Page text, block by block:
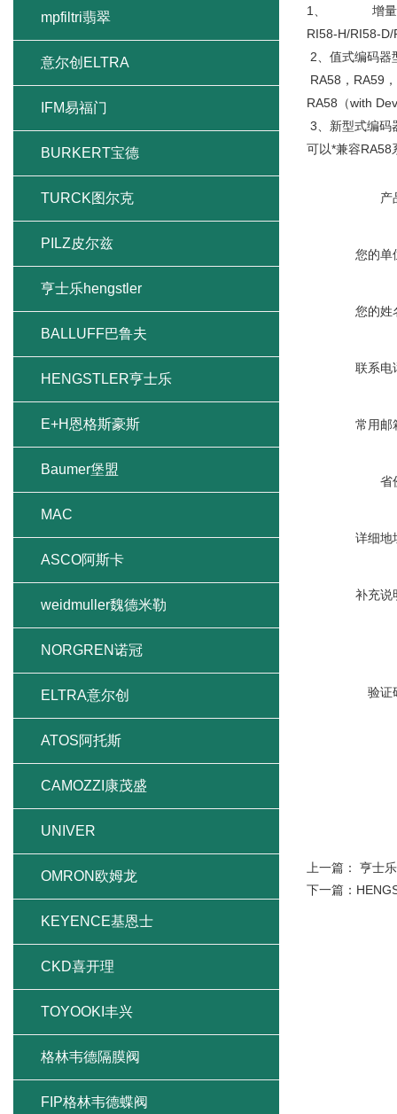
1、 增量式编
RI58-H/RI58-
2、值式编码器
RA58，RA59
RA58（with
3、新型式编码
可以*兼容RA58
产
您的单
您的姓
联系电
常用邮
省
详细地
补充说
验证
上一篇： 亨士
下一篇：
mpfiltri翡翠
意尔创ELTRA
IFM易福门
BURKERT宝德
TURCK图尔克
PILZ皮尔兹
亨士乐hengstler
BALLUFF巴鲁夫
HENGSTLER亨士乐
E+H恩格斯豪斯
Baumer堡盟
MAC
ASCO阿斯卡
weidmuller魏德米勒
NORGREN诺冠
ELTRA意尔创
ATOS阿托斯
CAMOZZI康茂盛
UNIVER
OMRON欧姆龙
KEYENCE基恩士
CKD喜开理
TOYOOKI丰兴
格林韦德隔膜阀
FIP格林韦德蝶阀